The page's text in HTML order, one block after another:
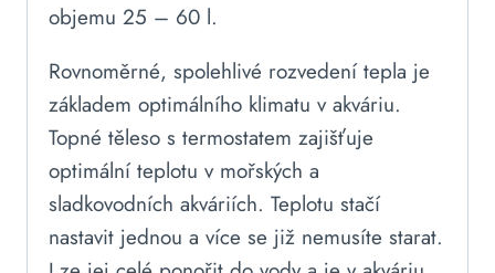
objemu 25 – 60 l.
Rovnoměrné, spolehlivé rozvedení tepla je
základem optimálního klimatu v akváriu.
Topné těleso s termostatem zajišťuje
optimální teplotu v mořských a
sladkovodních akváriích. Teplotu stačí
nastavit jednou a více se již nemusíte starat.